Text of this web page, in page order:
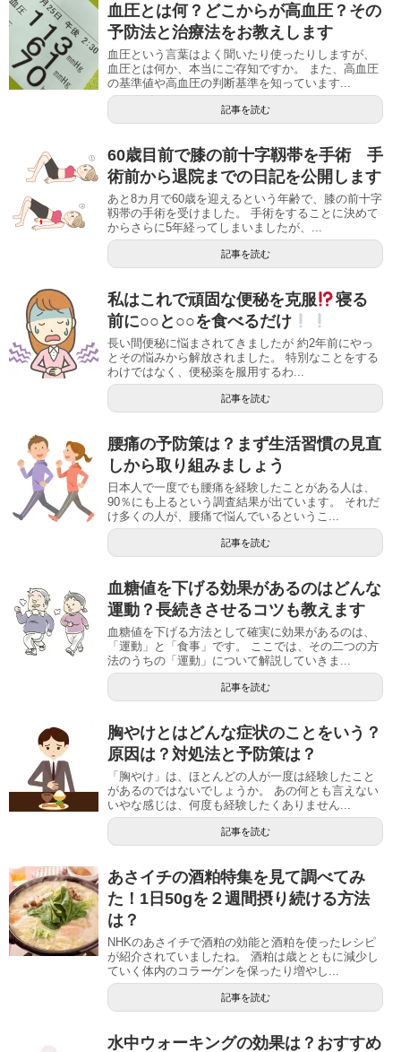
血圧とは何？どこからが高血圧？その
予防法と治療法をお教えします
血圧という言葉はよく聞いたり使ったりしますが、
血圧とは何か、本当にご存知ですか。 また、高血圧
の基準値や高血圧の判断基準を知っています...
記事を読む
60歳目前で膝の前十字靱帯を手術 手
術前から退院までの日記を公開します
あと8カ月で60歳を迎えるという年齢で、膝の前十字
靱帯の手術を受けました。 手術をすることに決めて
からさらに5年経ってしまいましたが、...
記事を読む
私はこれで頑固な便秘を克服
寝る
前に○○と○○を食べるだけ
長い間便秘に悩まされてきましたが 約2年前にやっ
とその悩みから解放されました。 特別なことをする
わけではなく、便秘薬を服用するわ...
記事を読む
腰痛の予防策は？まず生活習慣の見直
しから取り組みましょう
日本人で一度でも腰痛を経験したことがある人は、
90％にも上るという調査結果が出ています。 それだ
け多くの人が、腰痛で悩んでいるというこ...
記事を読む
血糖値を下げる効果があるのはどんな
運動？長続きさせるコツも教えます
血糖値を下げる方法として確実に効果があるのは、
「運動」と「食事」です。 ここでは、その二つの方
法のうちの「運動」について解説していきま...
記事を読む
胸やけとはどんな症状のことをいう？
原因は？対処法と予防策は？
「胸やけ」は、ほとんどの人が一度は経験したこと
があるのではないでしょうか。 あの何とも言えない
いやな感じは、何度も経験したくありません...
記事を読む
あさイチの酒粕特集を見て調べてみ
た！1日50gを２週間摂り続ける方法
は？
NHKのあさイチで酒粕の効能と酒粕を使ったレシピ
が紹介されていましたね。 酒粕は歳とともに減少し
ていく体内のコラーゲンを保ったり増やし...
記事を読む
水中ウォーキングの効果は？おすすめ